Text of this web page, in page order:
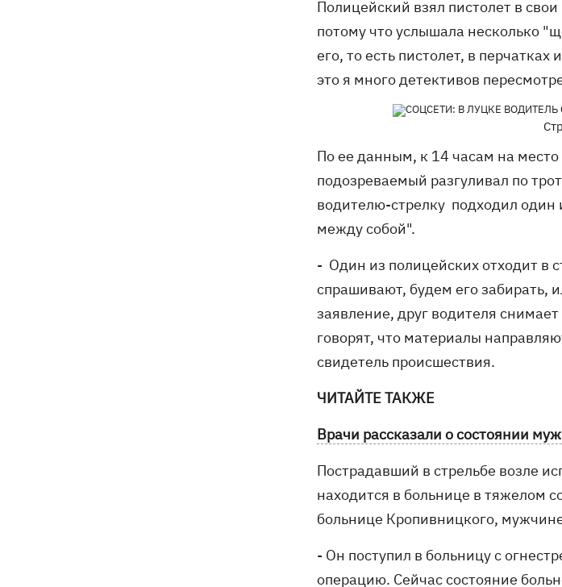
Полицейский взял пистолет в
потому что услышала несколько
его, то есть пистолет, в
это я много детективов
По ее данным, к 14 часам на
подозреваемый разгуливал по
водителю-стрелку подходил
между собой".
- Один из полицейских отходит в
спрашивают, будем его забирать,
заявление, друг водителя
говорят, что материалы
свидетель происшествия.
ЧИТАЙТЕ ТАКЖЕ
Врачи рассказали о состоянии
Пострадавший в стрельбе возле
находится в больнице в тяжелом
больнице Кропивницкого,
- Он поступил в больницу с
операцию. Сейчас состояние